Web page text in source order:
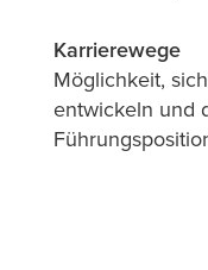
Karrierewege
Möglichkeit,
entwickeln und